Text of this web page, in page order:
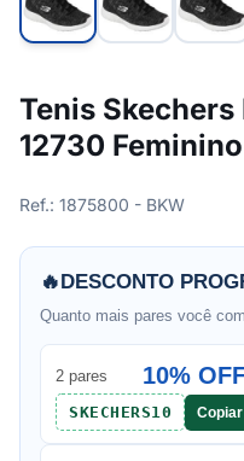
Tenis
12730 Feminino
Ref.: 1875800 - BKW
🔥DESCONTO
Quanto mais pares você
2 pares 10%
SKECHERS10 Copiar